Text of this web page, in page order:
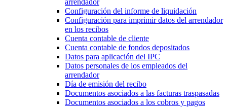
arrendador
Configuración del informe de liquidación
Configuración para imprimir datos del arrendador
en los recibos
Cuenta contable de cliente
Cuenta contable de fondos depositados
Datos para aplicación del IPC
Datos personales de los empleados del
arrendador
Día de emisión del recibo
Documentos asociados a las facturas traspasadas
Documentos asociados a los cobros y pagos